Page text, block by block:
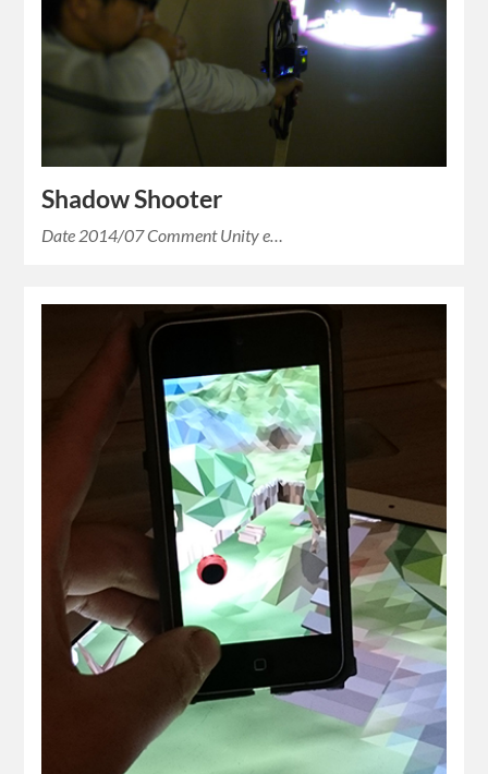
Shadow Shooter
Date 2014/07 Comment Unity e…